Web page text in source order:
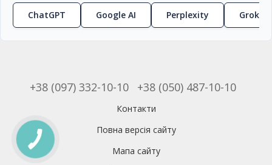
ChatGPT Google AI Perplexity Grok
+38 (097) 332-10-10 +38 (050) 487-10-10
Контакти
Повна версія сайту
Мапа сайту